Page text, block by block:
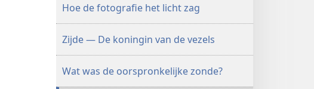
Hoe de fotografie het licht zag
Zijde — De koningin van de vezels
Wat was de oorspronkelijke zonde?